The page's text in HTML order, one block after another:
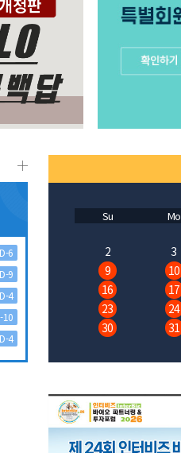
D-6
D-9
D-4
10
D-4
Su Mo
2
3
9
10
16
17
23
24
30
31